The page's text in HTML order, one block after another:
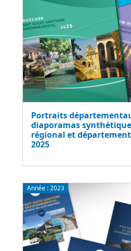
Portraits
diaporamas
régional et
2025
Année :2023